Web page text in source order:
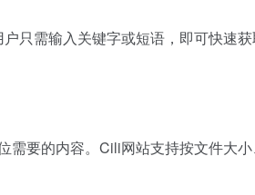
只需输入关键字或短语，即可快速
要的内容。Cili网站支持按文件大